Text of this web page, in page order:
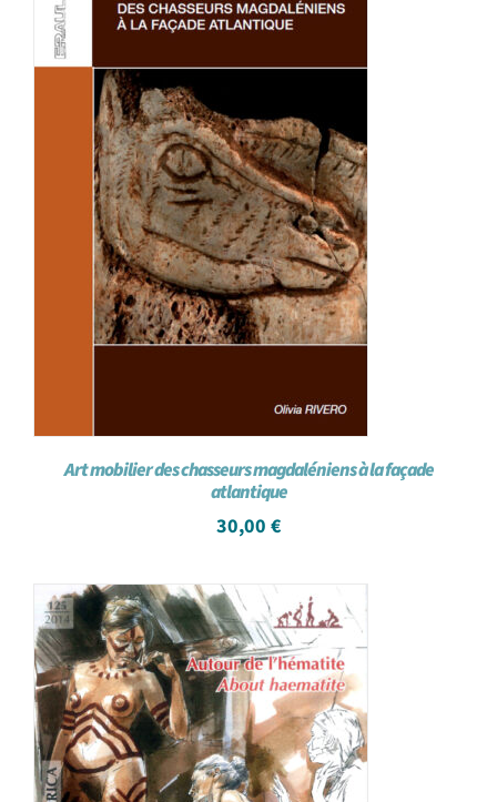
Art mobilier des chasseurs magdaléniens à la façade
atlantique
30,00 €